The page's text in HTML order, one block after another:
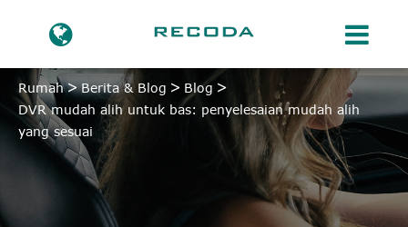
Rumah Berita & Blog
Blog
DVR mudah alih untuk bas: penyelesaian mudah alih
yang sesuai